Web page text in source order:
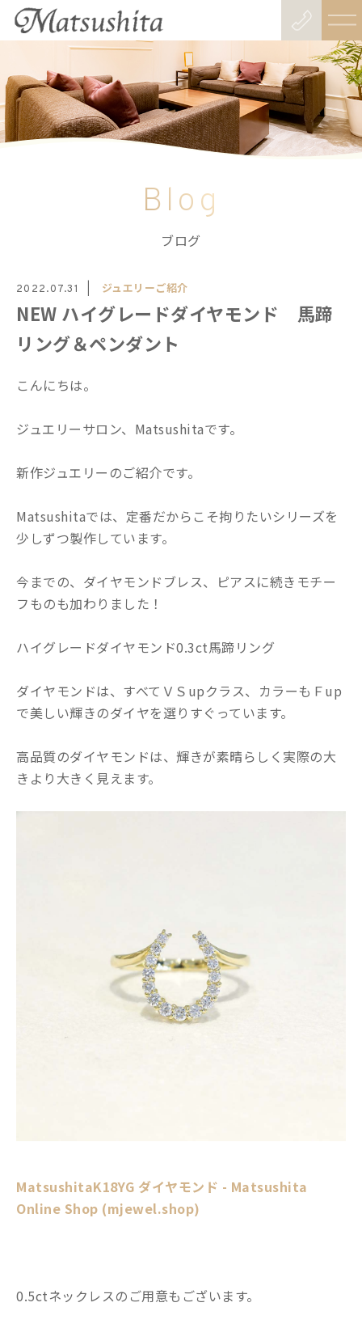
Blog
ブログ
2022.07.31 ジュエリーご紹介
NEW ハイグレードダイヤモンド 馬蹄
リング＆ペンダント
こんにちは。
ジュエリーサロン、Matsushitaです。
新作ジュエリーのご紹介です。
Matsushitaでは、定番だからこそ拘りたいシリーズを
少しずつ製作しています。
今までの、ダイヤモンドブレス、ピアスに続きモチー
フものも加わりました！
ハイグレードダイヤモンド0.3ct馬蹄リング
ダイヤモンドは、すべてＶＳupクラス、カラーもＦup
で美しい輝きのダイヤを選りすぐっています。
高品質のダイヤモンドは、輝きが素晴らしく実際の大
きより大きく見えます。
MatsushitaK18YG ダイヤモンド - Matsushita
Online Shop (mjewel.shop)
0.5ctネックレスのご用意もございます。